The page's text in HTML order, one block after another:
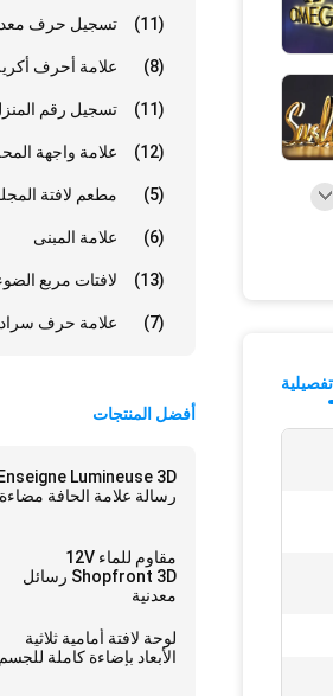
تسجيل حرف (11)
علامة أحرف (8)
تسجيل رقم (11)
علامة واجهة (12)
مطعم لافتة (5)
علامة المبنى (6)
لافتات مربع (13)
علامة حرف (7)
أفضل المنتجات
Enseigne Lumineuse 3D
رسالة علامة الحافة مضاءة
مقاوم للماء 12V
Shopfront 3D رسائل
معدنية
لوحة لافتة أمامية ثلاثية
الأبعاد بإضاءة كاملة للجسم